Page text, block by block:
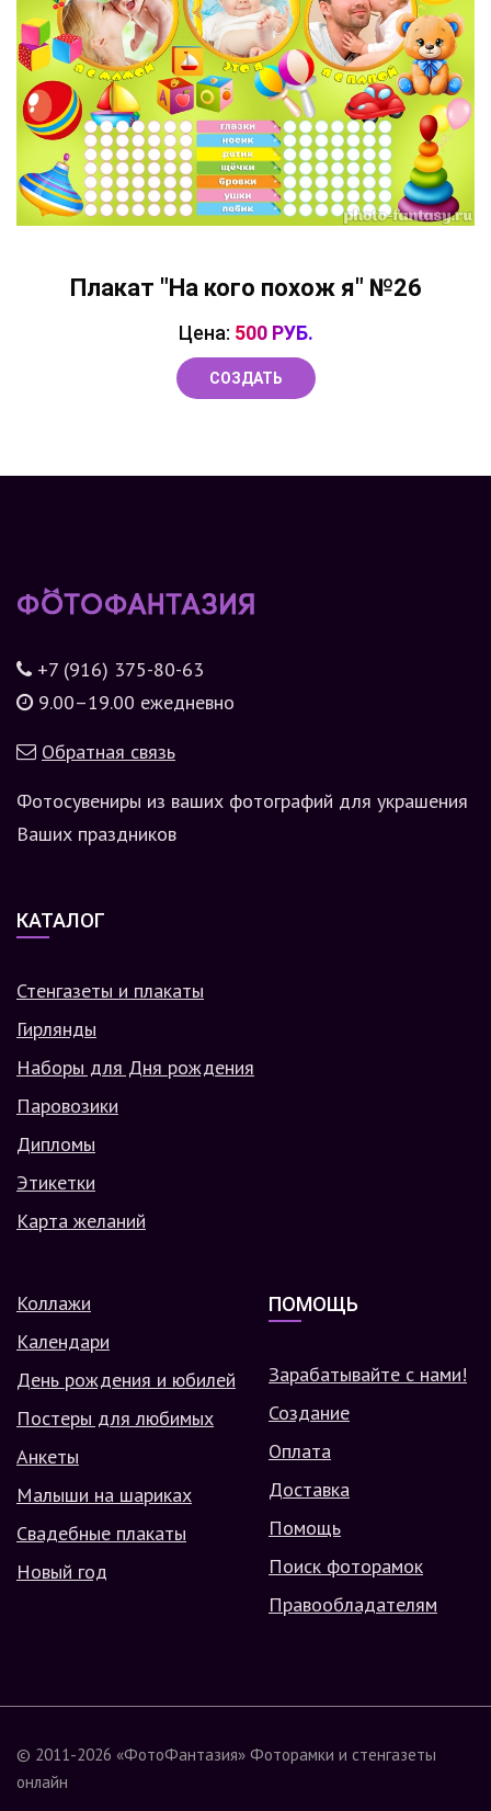
Плакат "На кого похож я" №26
Цена: 500 РУБ.
СОЗДАТЬ
+7 (916) 375-80-63
9.00–19.00 ежедневно
Обратная связь
Фотосувениры из ваших фотографий для украшения
Ваших праздников
КАТАЛОГ
Стенгазеты и плакаты
Гирлянды
Наборы для Дня рождения
Паровозики
Дипломы
Этикетки
Карта желаний
Коллажи
Календари
День рождения и юбилей
Постеры для любимых
Анкеты
Малыши на шариках
Свадебные плакаты
Новый год
ПОМОЩЬ
Зарабатывайте с нами!
Создание
Оплата
Доставка
Помощь
Поиск фоторамок
Правообладателям
© 2011-2026 «ФотоФантазия» Фоторамки и стенгазеты
онлайн